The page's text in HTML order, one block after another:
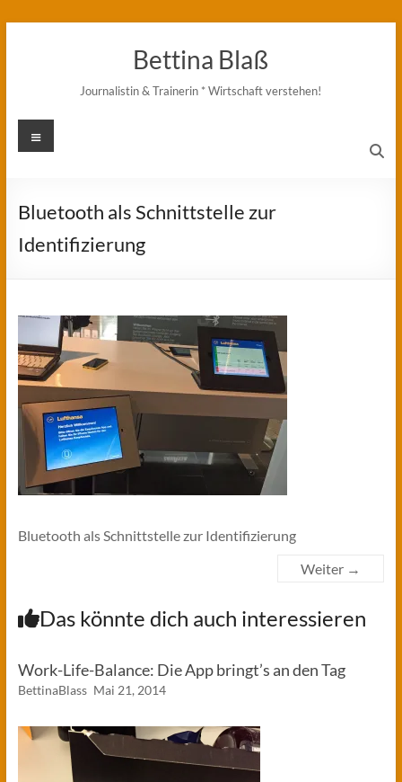
Bettina Blaß
Journalistin & Trainerin * Wirtschaft verstehen!
Menü
Bluetooth als Schnittstelle zur
Identifizierung
Bluetooth als Schnittstelle zur Identifizierung
Weiter →
Das könnte dich auch interessieren
Work-Life-Balance: Die App bringt’s an den Tag
BettinaBlass Mai 21, 2014